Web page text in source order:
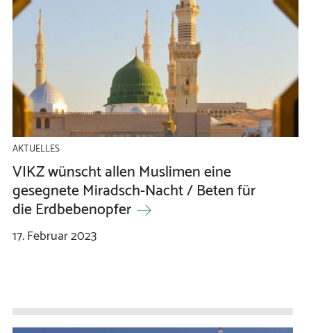
AKTUELLES
VIKZ wünscht allen Muslimen eine
gesegnete Miradsch-Nacht / Beten für
die Erdbebenopfer
17.Februar2023